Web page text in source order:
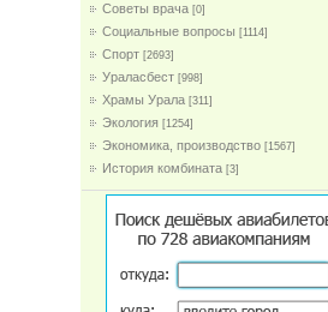
Советы врача [0]
Социальные вопросы [1114]
Спорт [2693]
Ураласбест [998]
Храмы Урала [311]
Экология [1254]
Экономика, производство [1567]
История комбината [3]